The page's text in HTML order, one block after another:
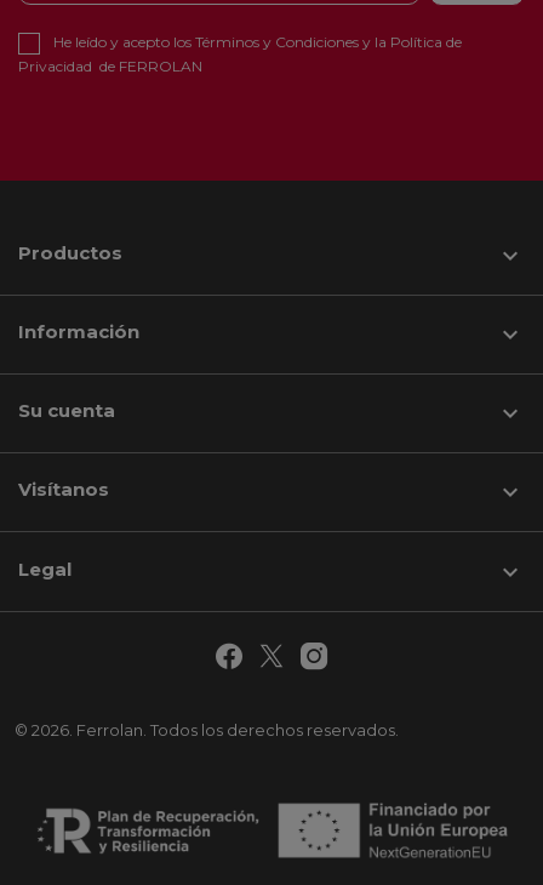
He leído y acepto los Términos y Condiciones y la Política de
Privacidad de FERROLAN
Productos 
Información 
Su cuenta 
Visítanos keyboard_arrow_down
© 2026. Ferrolan. Todos los derechos reservados.
Legal 